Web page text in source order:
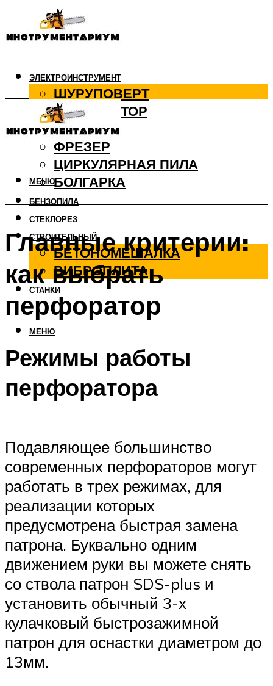
ЭЛЕКТРОИНСТРУМЕНТ
ШУРУПОВЕРТ
ПЕРФОРАТОР
ДРЕЛЬ
ФРЕЗЕР
ЦИРКУЛЯРНАЯ ПИЛА
БОЛГАРКА
БЕНЗОПИЛА
СТЕКЛОРЕЗ
СТРОИТЕЛЬНЫЙ
БЕТОНОМЕШАЛКА
ВИБРОПЛИТА
СТАНКИ
МЕНЮ
МЕНЮ
Главные критерии:
как выбрать
перфоратор
Режимы работы
перфоратора
Подавляющее большинство
современных перфораторов могут
работать в трех режимах, для
реализации которых
предусмотрена быстрая замена
патрона. Буквально одним
движением руки вы можете снять
со ствола патрон SDS-plus и
установить обычный 3-х
кулачковый быстрозажимной
патрон для оснастки диаметром до
13мм.